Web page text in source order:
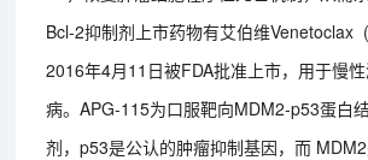
Bcl-2抑制剂上市药物有艾伯维Venetoclax (
2016年4月11日被FDA批准上市，用于慢
病。APG-115为口服靶向MDM2-p53蛋白
剂，p53是公认的肿瘤抑制基因，而